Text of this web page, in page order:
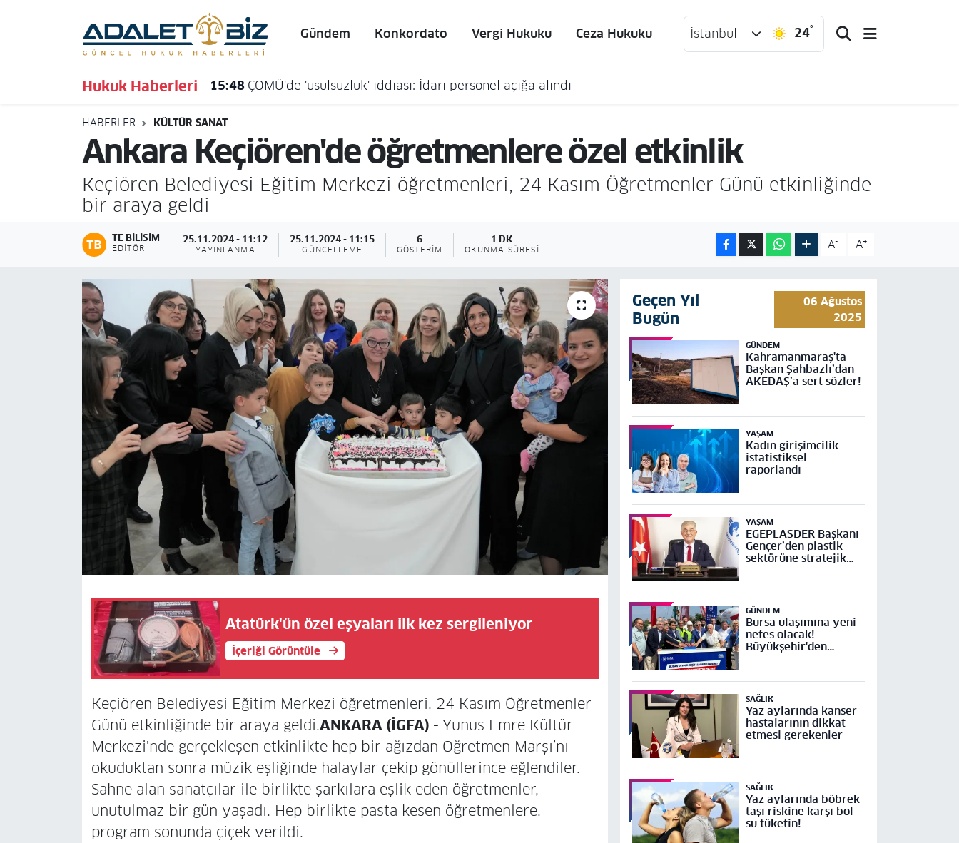
Gündem Konkordato Vergi Hukuku Ceza Hukuku İstanbul 24°
Hukuk Haberleri 15:48 ÇOMÜ'de 'usulsüzlük' iddiası: İdari personel açığa alındı
HABERLER KÜLTÜR SANAT
Ankara Keçiören'de öğretmenlere özel etkinlik
Keçiören Belediyesi Eğitim Merkezi öğretmenleri, 24 Kasım Öğretmenler Günü etkinliğinde
bir araya geldi
TE BILISIM
EDITÖR
25.11.2024 - 11:12
YAYINLANMA
25.11.2024 - 11:15
GÜNCELLEME
6
GÖSTERIM
1 DK
OKUNMA SÜRESI A- A+
Atatürk'ün özel eşyaları ilk kez sergileniyor
İçeriği Görüntüle
Keçiören Belediyesi Eğitim Merkezi öğretmenleri, 24 Kasım Öğretmenler
Günü etkinliğinde bir araya geldi.ANKARA (İGFA) - Yunus Emre Kültür
Merkezi'nde gerçekleşen etkinlikte hep bir ağızdan Öğretmen Marşı’nı
okuduktan sonra müzik eşliğinde halaylar çekip gönüllerince eğlendiler.
Sahne alan sanatçılar ile birlikte şarkılara eşlik eden öğretmenler,
unutulmaz bir gün yaşadı. Hep birlikte pasta kesen öğretmenlere,
program sonunda çiçek verildi.
Geçen Yıl
Bugün
06 Ağustos
2025
GÜNDEM
Kahramanmaraş'ta
Başkan Şahbazlı’dan
AKEDAŞ’a sert sözler!
YAŞAM
Kadın girişimcilik
istatistiksel
raporlandı
YAŞAM
EGEPLASDER Başkanı
Gençer’den plastik
sektörüne stratejik
GÜNDEM
Bursa ulaşımına yeni
nefes olacak!
Büyükşehir'den
Projesi’ne temel
SAĞLIK
Yaz aylarında kanser
hastalarının dikkat
etmesi gerekenler
SAĞLIK
Yaz aylarında böbrek
taşı riskine karşı bol
su tüketin!
Hava Durumu
Trafik Durumu
Süper Lig Puan Durumu ve Fikstür
Tüm Manşetler
Son Dakika Haberleri
Haber Arşivi